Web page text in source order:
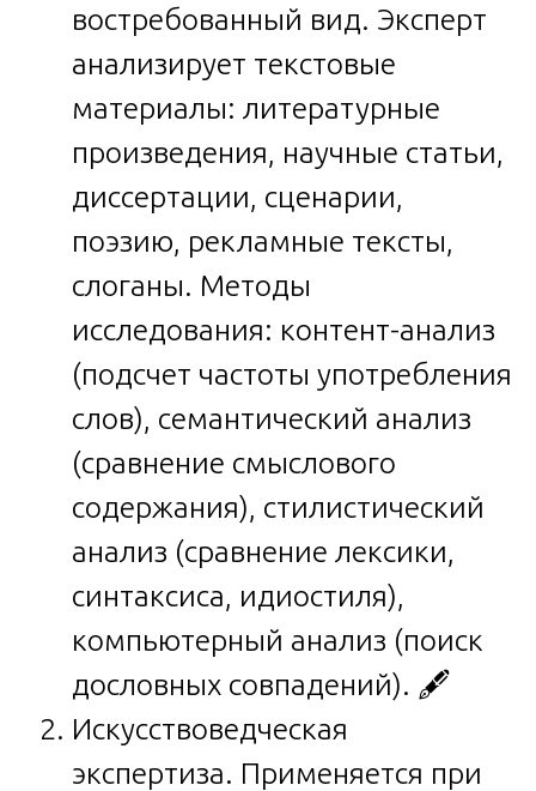
востребованный вид. Эксперт
анализирует текстовые
материалы: литературные
произведения, научные статьи,
диссертации, сценарии,
поэзию, рекламные тексты,
слоганы. Методы
исследования: контент-анализ
(подсчет частоты употребления
слов), семантический анализ
(сравнение смыслового
содержания), стилистический
анализ (сравнение лексики,
синтаксиса, идиостиля),
компьютерный анализ (поиск
дословных совпадений). 🖋️
Искусствоведческая
экспертиза. Применяется при